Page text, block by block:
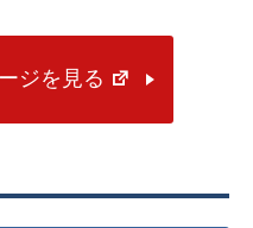
ジを見る